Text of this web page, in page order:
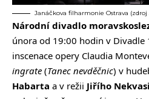
Janáčkova filharmonie Ostrava
Národní divadlo
února od 19:00 hodin v Divadle
inscenace opery Claudia
ingrate (Tanec nevděčnic) v
Habarta a v režii Jiřího